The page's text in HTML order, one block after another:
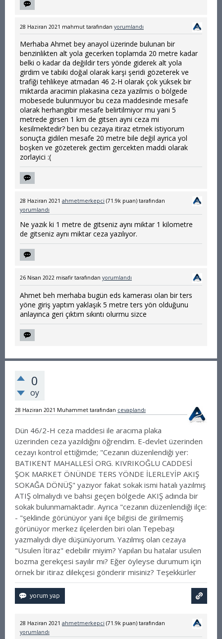
28 Haziran 2021 mahmut tarafından yorumlandı
Merhaba Ahmet bey anayol üzerinde bulunan bir
benzinlikten alt yola gecerken toplamda 20 metre kadar
belki o kadar da değildir ters yönde giderek alt yola
girdim ve tabiki doğal olarak karşi şeridi gözeterek ve
trafiği tehlikeye atmadan 46 2-H olarak çok yüksek bir
miktarda aracimin plakasina ceza yazilmis o bölgede
mobesede bulunmuyor bu ceza maddesinde mesafe
olarak herhangibir mesafe belirtilmiyor mu yani 5
metrede girsen 1 km de gitsen ayni ceza mi
kesilmektedir? ben bu cezaya itiraz etmek istiyorum
sonuçta gidilen mesafe 20 metre bile değil ayrica yol
boşken ve gözeterek gectim gercekten maddi olarak
zorlayici :(
28 Haziran 2021 ahmetmerkepci (71.9k puan) tarafından
yorumlandı
Ne yazık ki 1 metre de gitseniz aynı miktar 1 kilometre
de gitseniz aynı miktar ceza yazılıyor.
26 Nisan 2022 misafir tarafından yorumlandı
Ahmet beh merhaba bugün eds kamerası olan bir ters
yöne giriş yaptım yaklaşık 5 metre ters yön olduğunu
anlayınca geri çıktım sıkıntı olurmu sizce
0
oy
28 Haziran 2021 Muhammet tarafından cevaplandı
Dün 46/2-H ceza maddesi ile aracıma plaka
üzerinden ceza yazıldığını öğrendim. E-devlet üzerinden
cezayı kontrol ettiğimde; "Cezanın düzenlendiği yer:
BATIKENT MAHALLESİ ORG. KIVRIKOĞLU CADDESİ
ŞOK MARKET ÖNÜNDE TERS YÖNDE İLERLEYİP AKIŞ
SOKAĞA DÖNÜŞ" yazıyor fakat sokak ismi hatalı yazılmış
ATIŞ olmalıydı ve bahsi geçen bölgede AKIŞ adında bir
sokak bulunmamaktadır. Ayrıca "cezanın düzenlendiği ilçe:
- "şeklinde görünüyor yani ilçe bilgisi de girilmemiş
görünüyor merkez ilçelerden biri olan Tepebaşı
yazmalıydı diye düşünüyorum. Yazılmış olan cezaya
"Usulen İtiraz" edebilir miyim? Yapılan bu hatalar usulen
bozma gerekçesi sayılır mı? Eğer öyleyse durumum için
örnek bir itiraz dilekçesi gönderir misiniz? Teşekkürler
28 Haziran 2021 ahmetmerkepci (71.9k puan) tarafından
yorumlandı